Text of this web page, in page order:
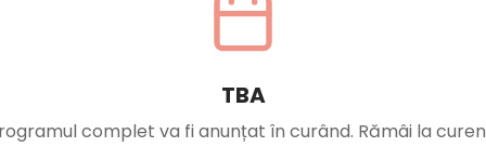
TBA
complet va fi anunțat în curând. Rămâi la